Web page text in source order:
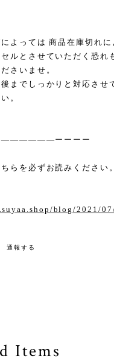
よっては 商品在庫切れに
ルとさせていただく恐れ
さいませ。
までしっかりと対応させ
。
ーーーー
らを必ずお読みください。
blog/2021/
通報する
Items